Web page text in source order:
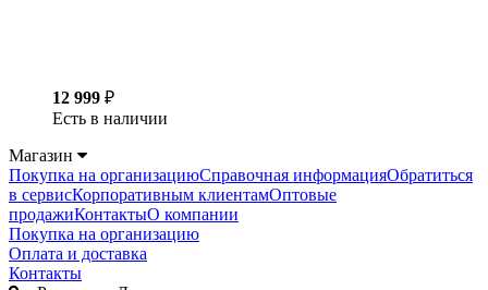
12 999 ₽
Есть в наличии
Магазин
Покупка на организациюСправочная информацияОбратиться
в сервисКорпоративным клиентамОптовые
продажиКонтактыО компании
Покупка на организацию
Оплата и доставка
Контакты